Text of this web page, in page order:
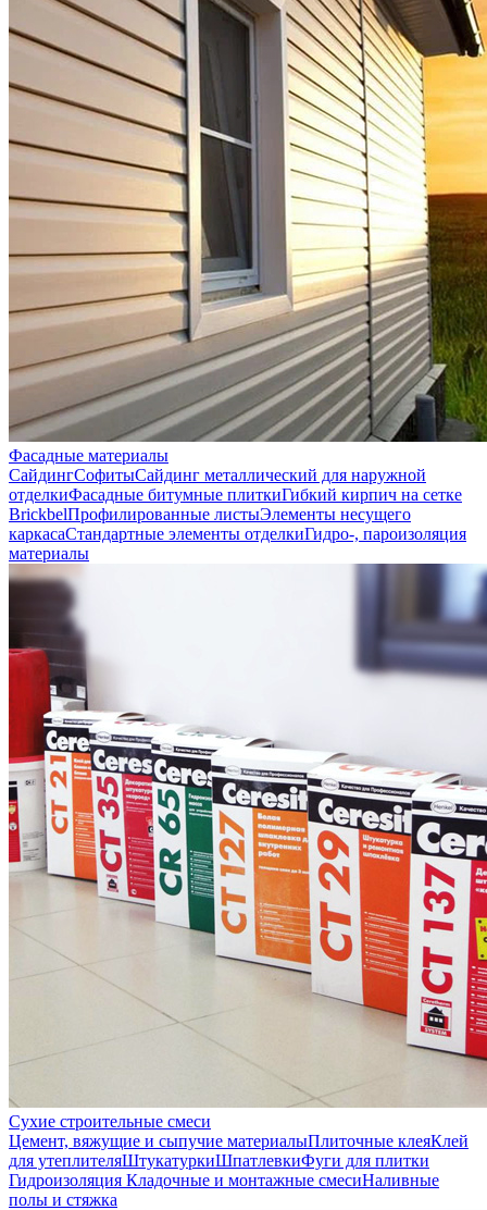
Фасадные материалы
СайдингСофитыСайдинг металлический для наружной
отделкиФасадные битумные плиткиГибкий кирпич на сетке
BrickbelПрофилированные листыЭлементы несущего
каркасаСтандартные элементы отделкиГидро-, пароизоляция
материалы
Сухие строительные смеси
Цемент, вяжущие и сыпучие материалыПлиточные клеяКлей
для утеплителяШтукатуркиШпатлевкиФуги для плитки
Гидроизоляция Кладочные и монтажные смесиНаливные
полы и стяжка